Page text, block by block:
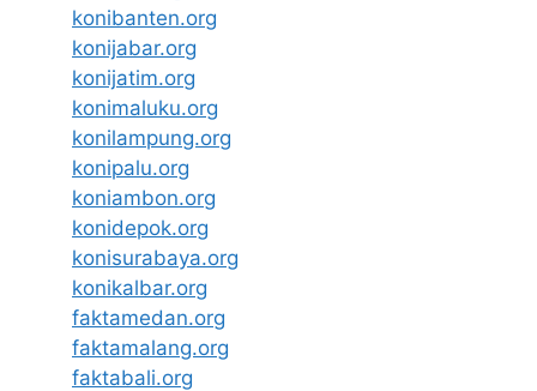
konibanten.org
konijabar.org
konijatim.org
konimaluku.org
konilampung.org
konipalu.org
koniambon.org
konidepok.org
konisurabaya.org
konikalbar.org
faktamedan.org
faktamalang.org
faktabali.org